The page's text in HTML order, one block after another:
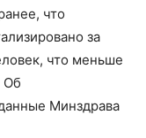
что
за
что меньше
Об
Минздрава